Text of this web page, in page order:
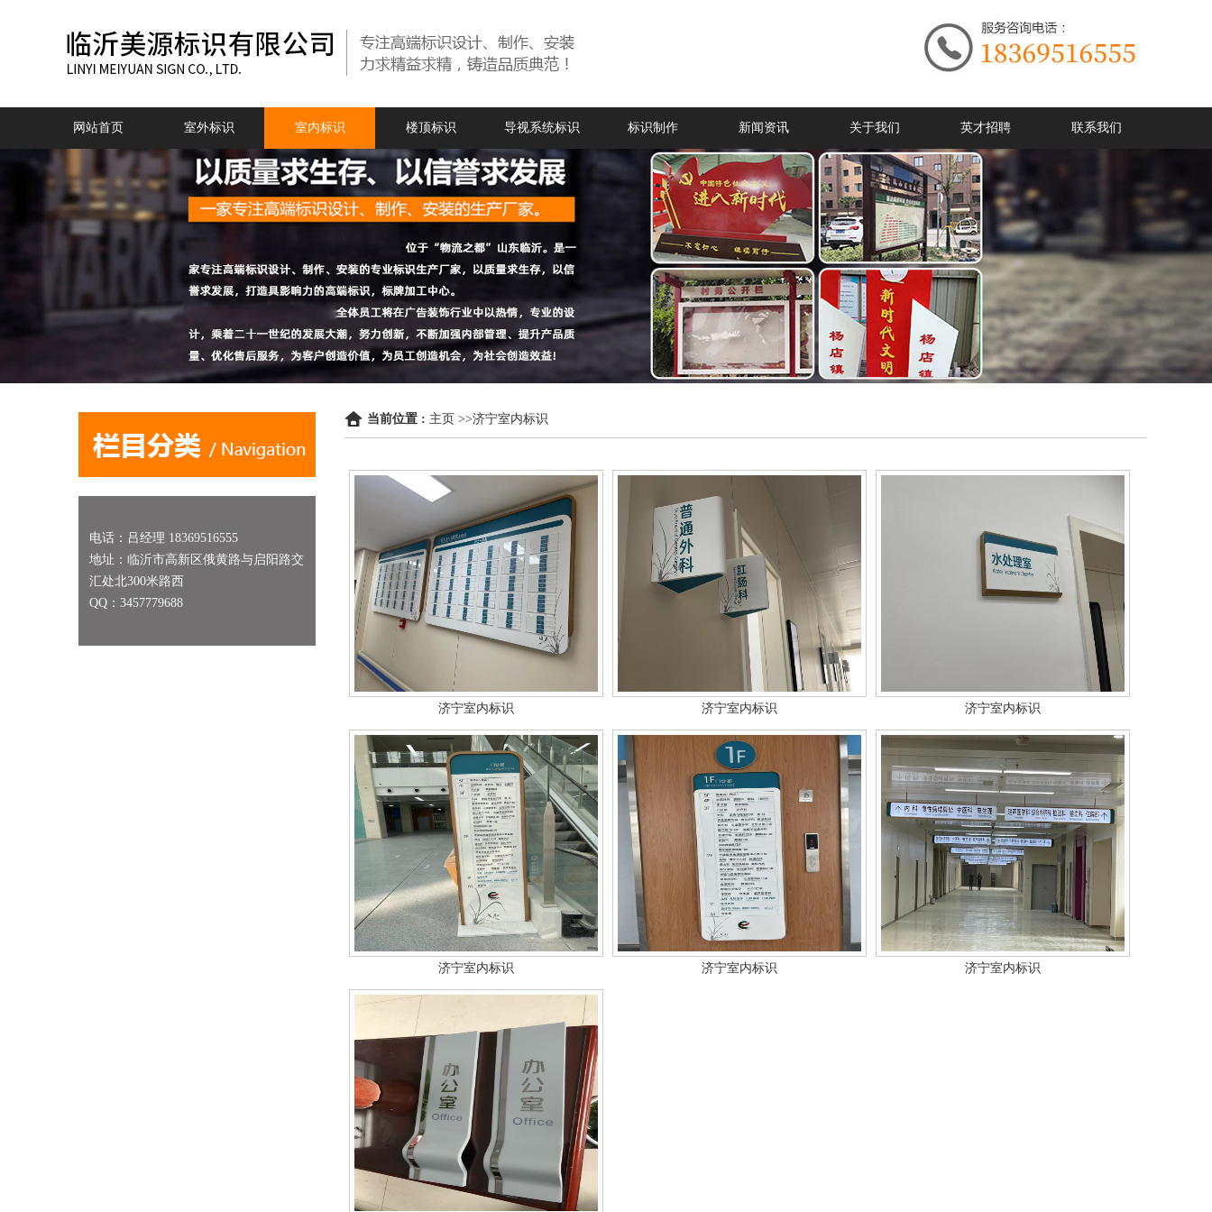
网站首页 室外标识 室内标识 楼顶标识 导视系统标识 标识制作 新闻资讯 关于我们 英才招聘 联系我们
电话：吕经理 18369516555
地址：临沂市高新区俄黄路与启阳路交
汇处北300米路西
QQ：3457779688
当前位置 : 主页 >>济宁室内标识
济宁室内标识 济宁室内标识 济宁室内标识
济宁室内标识 济宁室内标识 济宁室内标识